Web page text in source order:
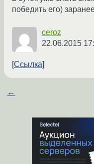
победить его)
ceroz
22.06.2015
Ссылка
←